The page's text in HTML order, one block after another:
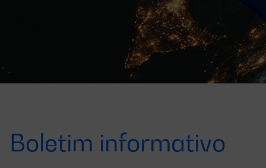
Boletim informativo